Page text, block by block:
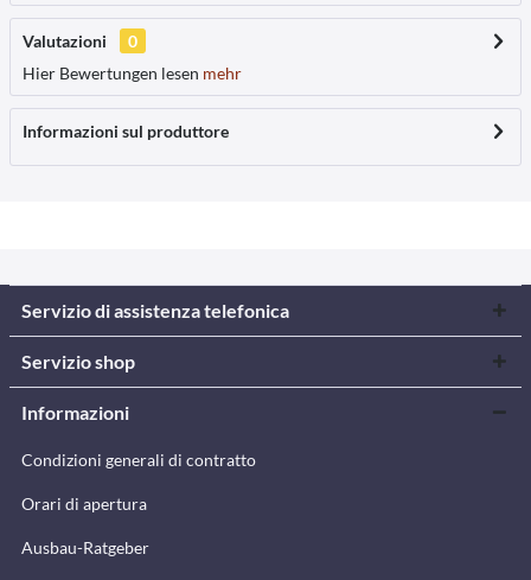
Valutazioni
0
Hier Bewertungen lesen mehr
Informazioni sul produttore
Servizio di assistenza telefonica
Servizio shop
Informazioni
Condizioni generali di contratto
Orari di apertura
Ausbau-Ratgeber